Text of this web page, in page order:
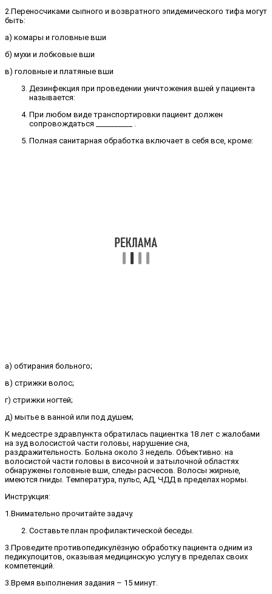
2.Переносчиками сыпного и возвратного эпидемического тифа могут
быть:
а) комары и головные вши
б) мухи и лобковые вши
в) головные и платяные вши
Дезинфекция при проведении уничтожения вшей у пациента
называется:
При любом виде транспортировки пациент должен
сопровождаться __________ .
Полная санитарная обработка включает в себя все, кроме:
а) обтирания больного;
в) стрижки волос;
г) стрижки ногтей;
д) мытье в ванной или под душем;
К медсестре здравпункта обратилась пациентка 18 лет с жалобами
на зуд волосистой части головы, нарушение сна,
раздражительность. Больна около 3 недель. Объективно: на
волосистой части головы в височной и затылочной областях
обнаружены головные вши, следы расчесов. Волосы жирные,
имеются гниды. Температура, пульс, АД, ЧДД в пределах нормы.
Инструкция:
1.Внимательно прочитайте задачу.
Составьте план профилактической беседы.
3.Проведите противопедикулёзную обработку пациента одним из
педикулоцитов, оказывая медицинскую услугу в пределах своих
компетенций.
3.Время выполнения задания – 15 минут.